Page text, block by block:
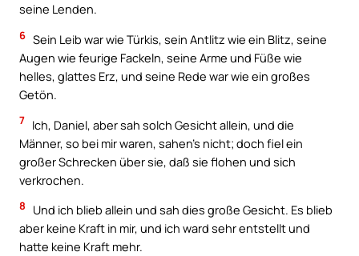
seine Lenden.
6 Sein Leib war wie Türkis, sein Antlitz wie ein Blitz, seine
Augen wie feurige Fackeln, seine Arme und Füße wie
helles, glattes Erz, und seine Rede war wie ein großes
Getön.
7 Ich, Daniel, aber sah solch Gesicht allein, und die
Männer, so bei mir waren, sahen’s nicht; doch fiel ein
großer Schrecken über sie, daß sie flohen und sich
verkrochen.
8
Und ich blieb allein und sah dies große Gesicht. Es blieb
aber keine Kraft in mir, und ich ward sehr entstellt und
hatte keine Kraft mehr.